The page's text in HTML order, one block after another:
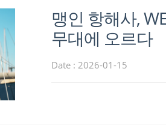
맹인 항해사,
무대에 오르다
Date : 2026-01-15